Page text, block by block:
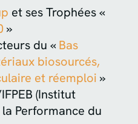
et ses Trophées «
»
du « Bas
biosourcés,
et réemploi »
(Institut
Performance du